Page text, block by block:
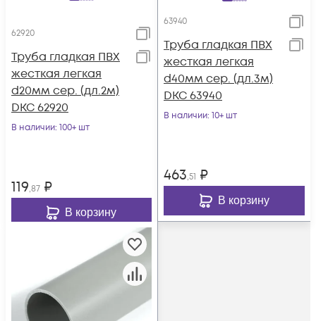
62920
Труба гладкая ПВХ
жесткая легкая
d20мм сер. (дл.2м)
DKC 62920
В наличии: 100+ шт
119,87 ₽
В корзину
63940
Труба гладкая ПВХ
жесткая легкая
d40мм сер. (дл.3м)
DKC 63940
В наличии: 10+ шт
463,51 ₽
В корзину